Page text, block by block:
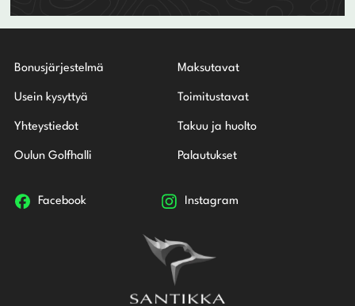
Bonusjärjestelmä
Usein kysyttyä
Yhteystiedot
Oulun Golfhalli
Maksutavat
Toimitustavat
Takuu ja huolto
Palautukset
Facebook Instagram